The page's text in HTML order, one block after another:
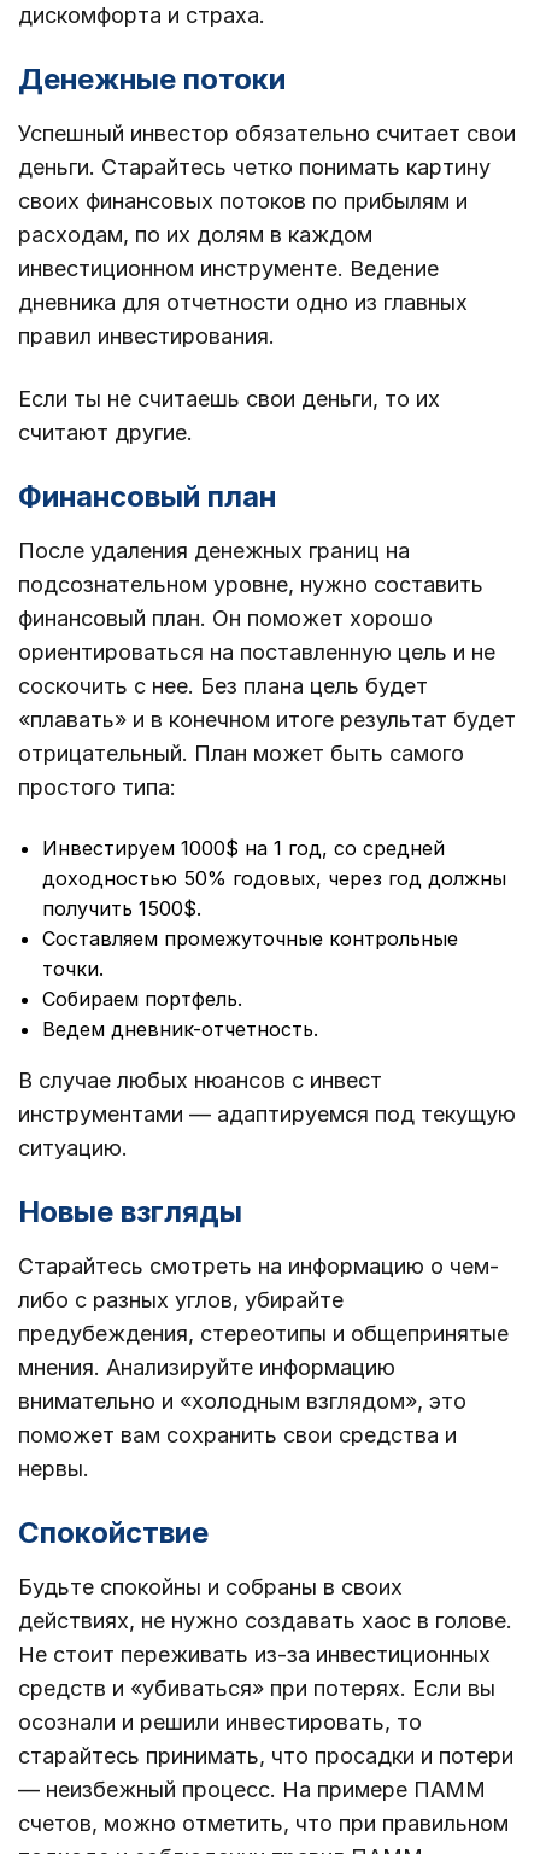
дискомфорта и страха.
Денежные потоки
Успешный инвестор обязательно считает свои
деньги. Старайтесь четко понимать картину
своих финансовых потоков по прибылям и
расходам, по их долям в каждом
инвестиционном инструменте. Ведение
дневника для отчетности одно из главных
правил инвестирования.
Если ты не считаешь свои деньги, то их
считают другие.
Финансовый план
После удаления денежных границ на
подсознательном уровне, нужно составить
финансовый план. Он поможет хорошо
ориентироваться на поставленную цель и не
соскочить с нее. Без плана цель будет
«плавать» и в конечном итоге результат будет
отрицательный. План может быть самого
простого типа:
Инвестируем 1000$ на 1 год, со средней
доходностью 50% годовых, через год должны
получить 1500$.
Составляем промежуточные контрольные
точки.
Собираем портфель.
Ведем дневник-отчетность.
В случае любых нюансов с инвест
инструментами — адаптируемся под текущую
ситуацию.
Новые взгляды
Старайтесь смотреть на информацию о чем-
либо с разных углов, убирайте
предубеждения, стереотипы и общепринятые
мнения. Анализируйте информацию
внимательно и «холодным взглядом», это
поможет вам сохранить свои средства и
нервы.
Спокойствие
Будьте спокойны и собраны в своих
действиях, не нужно создавать хаос в голове.
Не стоит переживать из-за инвестиционных
средств и «убиваться» при потерях. Если вы
осознали и решили инвестировать, то
старайтесь принимать, что просадки и потери
— неизбежный процесс. На примере ПАММ
счетов, можно отметить, что при правильном